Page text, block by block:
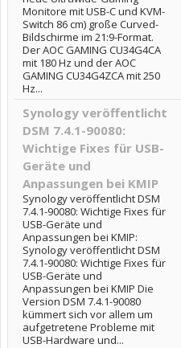
Monitore mit USB-C und KVM-
Switch 86 cm) große Curved-
Bildschirme im 21:9-Format.
Der AOC GAMING CU34G4CA
mit 180 Hz und der AOC
GAMING CU34G4ZCA mit 250
Hz...
Synology veröffentlicht
DSM 7.4.1-90080:
Wichtige Fixes für USB-
Geräte und
Anpassungen bei KMIP
Synology veröffentlicht DSM
7.4.1-90080: Wichtige Fixes für
USB-Geräte und
Anpassungen bei KMIP:
Synology veröffentlicht DSM
7.4.1-90080: Wichtige Fixes für
USB-Geräte und
Anpassungen bei KMIP Die
Version DSM 7.4.1-90080
kümmert sich vor allem um
aufgetretene Probleme mit
USB-Hardware und...